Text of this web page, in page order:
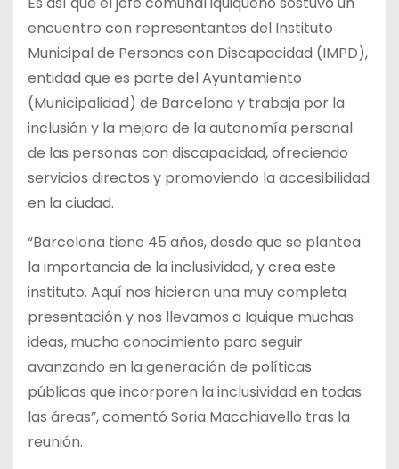
encuentro con representantes del Instituto
Municipal de Personas con Discapacidad (IMPD),
entidad que es parte del Ayuntamiento
(Municipalidad) de Barcelona y trabaja por la
inclusión y la mejora de la autonomía personal
de las personas con discapacidad, ofreciendo
servicios directos y promoviendo la accesibilidad
en la ciudad.
“Barcelona tiene 45 años, desde que se plantea
la importancia de la inclusividad, y crea este
instituto. Aquí nos hicieron una muy completa
presentación y nos llevamos a Iquique muchas
ideas, mucho conocimiento para seguir
avanzando en la generación de políticas
públicas que incorporen la inclusividad en todas
las áreas”, comentó Soria Macchiavello tras la
reunión.